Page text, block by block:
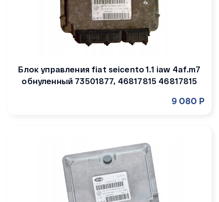
Блок управления fiat seicento 1.1 iaw 4af.m7
обнуленный 73501877, 46817815 46817815
9 080 Р